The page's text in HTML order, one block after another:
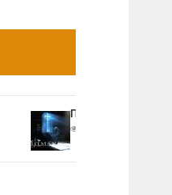
Прохождение Hitman:
56661